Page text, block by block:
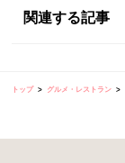
関連する記事
トップ グルメ・レストラン